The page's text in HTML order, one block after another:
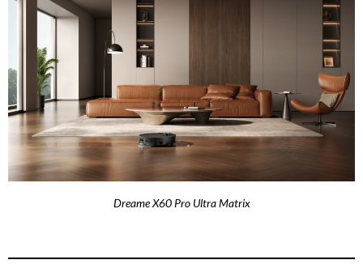
Dreame X60 Pro Ultra Matrix